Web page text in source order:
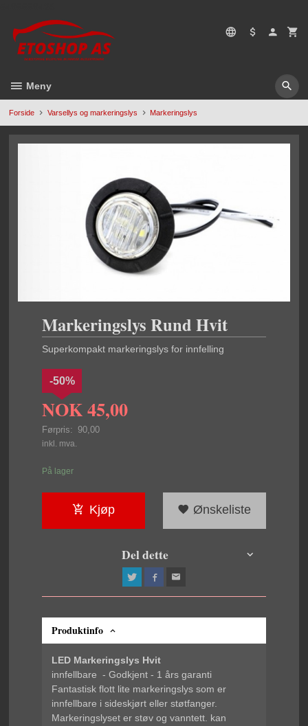
til
innholdet
Meny
Forside Varsellys og markeringslys Markeringslys
Markeringslys Rund Hvit
Superkompakt markeringslys for innfelling
NOK45,00
Førpris: 90,00
Rabatt
-50%
inkl. mva.
På lager
Kjøp Ønskeliste
Del dette
Produktinfo
LED Markeringslys Hvit
innfellbare - Godkjent - 1 års garanti
Fantastisk flott lite markeringslys som er
innfellbare i sideskjørt eller støtfanger.
Markeringslyset er støv og vanntett. kan